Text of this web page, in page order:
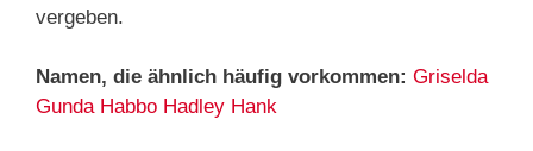
vergeben.
Namen, die ähnlich häufig vorkommen: Griselda
Gunda Habbo Hadley Hank